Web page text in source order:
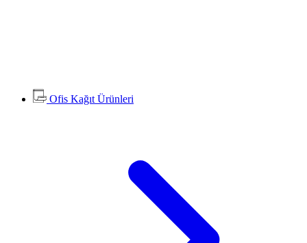
Ofis Kağıt Ürünleri